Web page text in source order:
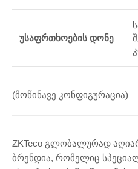
უსაფრთხოების დონე
(მოწინავე კონფიგურაცია)
ZKTeco გლობალურად
ბრენდია, რომელიც